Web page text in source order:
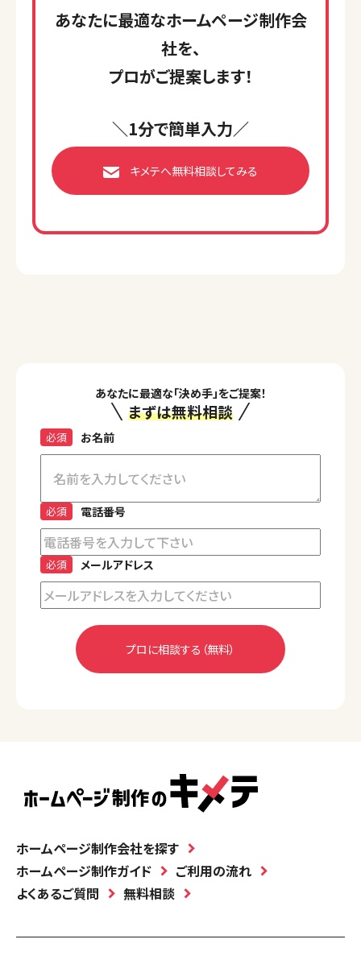
あなたに最適なホームページ制作会
社を、
プロがご提案します！
＼1分で簡単入力／
キメテへ無料相談してみる
あなたに最適な「決め手」をご提案！
まずは無料相談
お名前
必須
電話番号
必須
メールアドレス
必須
ホームページ制作会社を探す
ホームページ制作ガイド
ご利用の流れ
よくあるご質問
無料相談